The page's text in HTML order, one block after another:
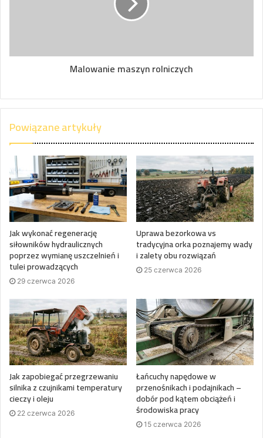
Malowanie maszyn rolniczych
Powiązane artykuły
Jak wykonać regenerację
siłowników hydraulicznych
poprzez wymianę uszczelnień i
tulei prowadzących
29 czerwca 2026
Uprawa bezorkowa vs
tradycyjna orka poznajemy wady
i zalety obu rozwiązań
25 czerwca 2026
Jak zapobiegać przegrzewaniu
silnika z czujnikami temperatury
cieczy i oleju
22 czerwca 2026
Łańcuchy napędowe w
przenośnikach i podajnikach –
dobór pod kątem obciążeń i
środowiska pracy
15 czerwca 2026